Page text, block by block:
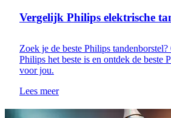
Vergelijk Philips elektrische
Zoek je de beste Philips
Philips het beste is en ontdek de beste
voor jou.
Lees meer